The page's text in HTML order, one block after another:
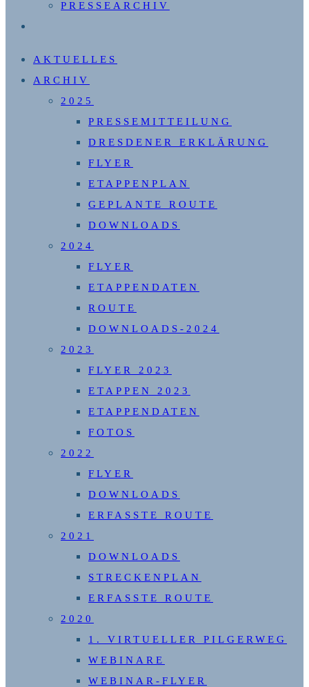
PRESSEARCHIV
UMSCHALTEN
AKTUELLES
ARCHIV
2025
PRESSEMITTEILUNG
DRESDENER ERKLÄRUNG
FLYER
ETAPPENPLAN
GEPLANTE ROUTE
DOWNLOADS
2024
FLYER
ETAPPENDATEN
ROUTE
DOWNLOADS-2024
2023
FLYER 2023
ETAPPEN 2023
ETAPPENDATEN
FOTOS
2022
FLYER
DOWNLOADS
ERFASSTE ROUTE
2021
DOWNLOADS
STRECKENPLAN
ERFASSTE ROUTE
2020
1. VIRTUELLER PILGERWEG
WEBINARE
WEBINAR-FLYER